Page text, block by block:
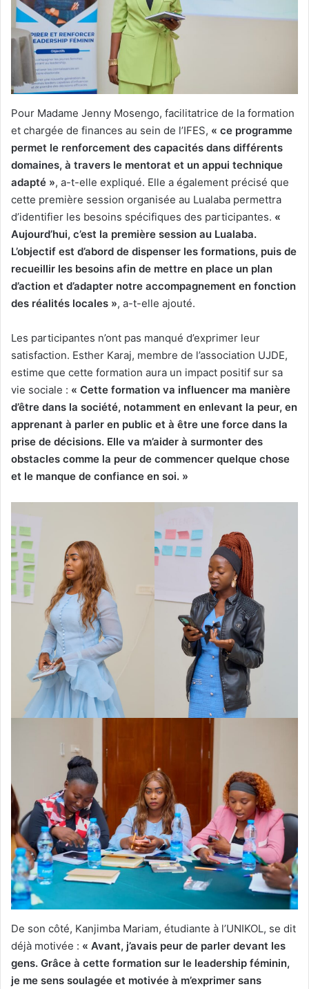
Pour Madame Jenny Mosengo, facilitatrice de la formation
et chargée de finances au sein de l’IFES, « ce programme
permet le renforcement des capacités dans différents
domaines, à travers le mentorat et un appui technique
adapté », a-t-elle expliqué. Elle a également précisé que
cette première session organisée au Lualaba permettra
d’identifier les besoins spécifiques des participantes. «
Aujourd’hui, c’est la première session au Lualaba.
L’objectif est d’abord de dispenser les formations, puis de
recueillir les besoins afin de mettre en place un plan
d’action et d’adapter notre accompagnement en fonction
des réalités locales », a-t-elle ajouté.
Les participantes n’ont pas manqué d’exprimer leur
satisfaction. Esther Karaj, membre de l’association UJDE,
estime que cette formation aura un impact positif sur sa
vie sociale : « Cette formation va influencer ma manière
d’être dans la société, notamment en enlevant la peur, en
apprenant à parler en public et à être une force dans la
prise de décisions. Elle va m’aider à surmonter des
obstacles comme la peur de commencer quelque chose
et le manque de confiance en soi. »
De son côté, Kanjimba Mariam, étudiante à l’UNIKOL, se dit
déjà motivée : « Avant, j’avais peur de parler devant les
gens. Grâce à cette formation sur le leadership féminin,
je me sens soulagée et motivée à m’exprimer sans